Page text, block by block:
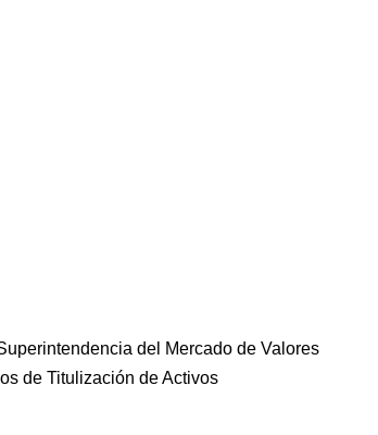
del Mercado de Valores
de Titulización de Activos